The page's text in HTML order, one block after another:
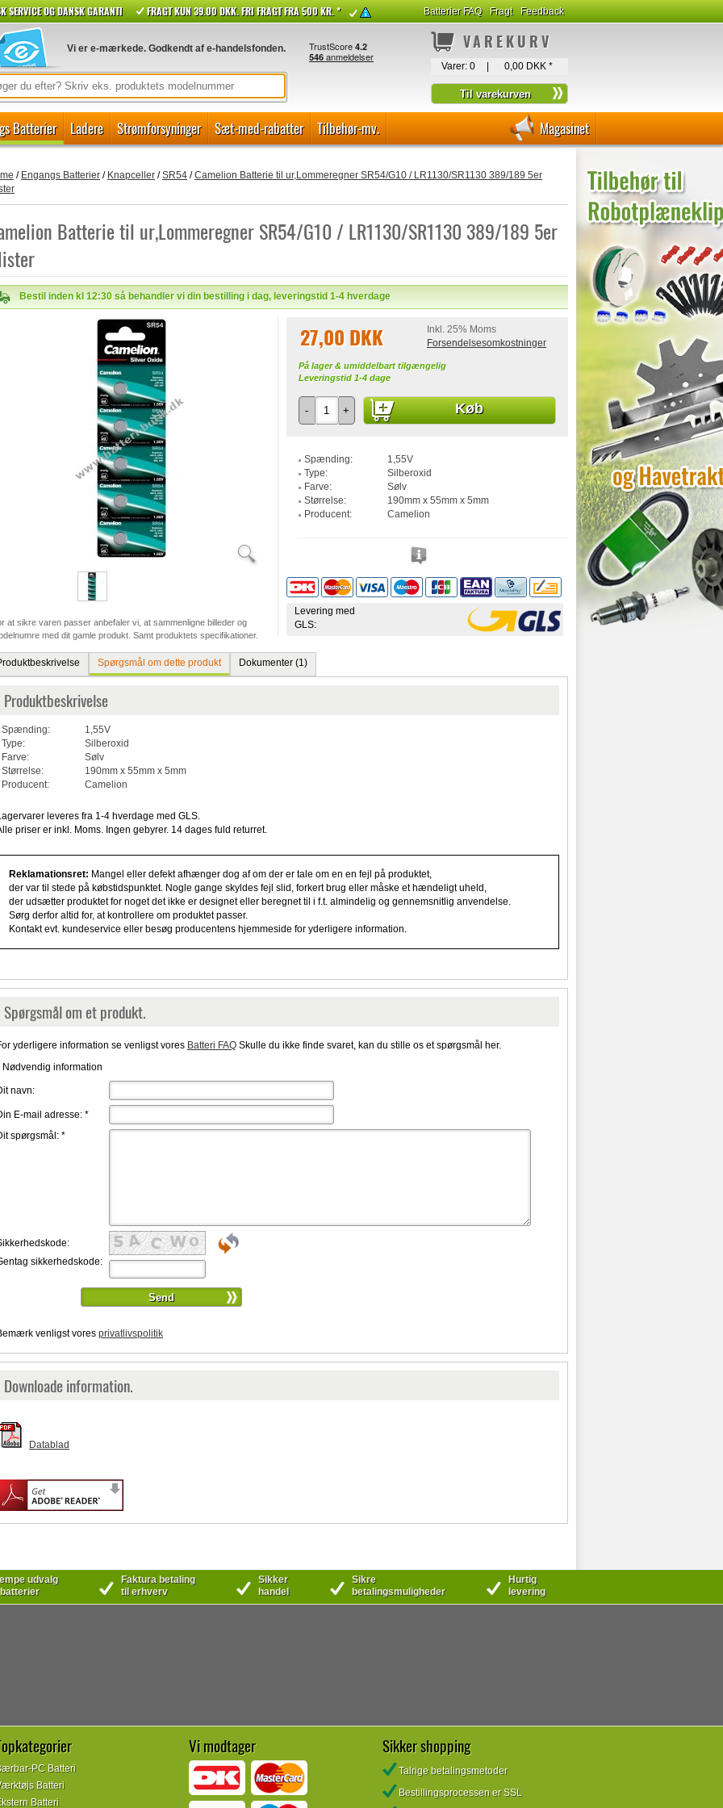
SERVICE OG DANSK GARANTI FRAGT KUN 39.00 DKK. FRI FRAGT FRA 500 KR. * Batterier FAQ Fragt Feedback
Vi er e-mærkede. Godkendt af e-handelsfonden. VAREKURV
Varer: 0 0,00 DKK *
Batterier Ladere Strømforsyninger Sæt-med-rabatter Tilbehør-mv. Magasinet
/ Engangs Batterier/ Knapceller/SR54/Camelion Batterie til ur,Lommeregner SR54/G10 / LR1130/SR1130 389/189 5er
Batterie til ur,Lommeregner SR54/G10 / LR1130/SR1130 389/189 5er
Bestil inden kl 12:30 så behandler vi din bestilling i dag, leveringstid 1-4 hverdage
at sikre varen passer anbefaler vi, at sammenligne billeder og
med dit gamle produkt. Samt produktets specifikationer.
27,00 DKK
Inkl. 25% Moms
Forsendelsesomkostninger
På lager & umiddelbart tilgængelig
Leveringstid 1-4 dage
- + Køb
Spænding:
1,55V
Type:
Silberoxid
Farve:
Sølv
Størrelse:
190mm x 55mm x 5mm
Producent:
Camelion
Levering med
GLS:
Spørgsmål om dette produkt Dokumenter (1)
Produktbeskrivelse
Spænding:
1,55V
Type:
Silberoxid
Farve:
Sølv
Størrelse:
190mm x 55mm x 5mm
Producent:
Camelion
leveres fra 1-4 hverdage med GLS.
priser er inkl. Moms. Ingen gebyrer. 14 dages fuld returret.
Reklamationsret: Mangel eller defekt afhænger dog af om der er tale om en en fejl på produktet,
der var til stede på købstidspunktet. Nogle gange skyldes fejl slid, forkert brug eller måske et hændeligt uheld,
der udsætter produktet for noget det ikke er designet eller beregnet til i f.t. almindelig og gennemsnitlig anvendelse.
Sørg derfor altid for, at kontrollere om produktet passer.
Kontakt evt. kundeservice eller besøg producentens hjemmeside for yderligere information.
Spørgsmål om et produkt.
yderligere information se venligst vores Batteri FAQSkulle du ikke finde svaret, kan du stille os et spørgsmål her.
Nødvendig information
navn:
E-mail adresse: *
spørgsmål: *
sikkerhedskode:
venligst vores privatlivspolitik
Downloade information.
Datablad
udvalg
Faktura betaling
til erhverv
Sikker
handel
Sikre
betalingsmuligheder
Hurtig
levering
PC Batteri
Batteri
Batteri
Vi modtager Sikker shopping
Talrige betalingsmetoder
Bestillingsprocessen er SSL